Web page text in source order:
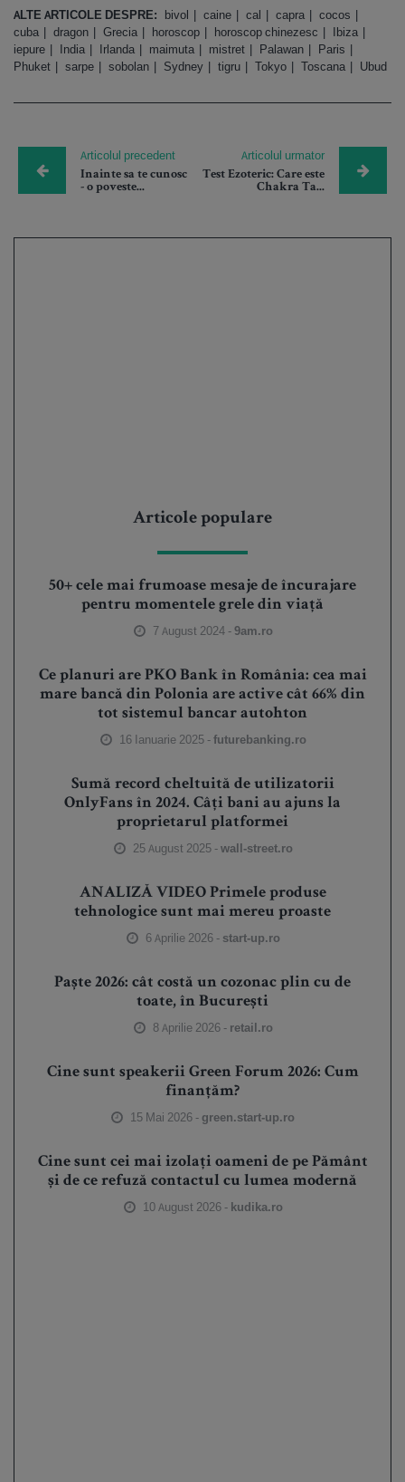
ALTE ARTICOLE DESPRE: bivol caine cal capra
cocos
cuba
dragon Grecia horoscop horoscop chinezesc
Ibiza
iepure
India Irlanda maimuta mistret Palawan
Paris
Phuket
sarpe sobolan Sydney tigru Tokyo Toscana Ubud
Articolul precedent
Inainte sa te cunosc
- o poveste...
Articolul urmator
Test Ezoteric: Care este
Chakra Ta...
Articole populare
50+ cele mai frumoase mesaje de încurajare
pentru momentele grele din viață
7 August 2024 -9am.ro
Ce planuri are PKO Bank în România: cea mai
mare bancă din Polonia are active cât 66% din
tot sistemul bancar autohton
16 Ianuarie 2025 -futurebanking.ro
Sumă record cheltuită de utilizatorii
OnlyFans în 2024. Câți bani au ajuns la
proprietarul platformei
25 August 2025 -wall-street.ro
ANALIZĂ VIDEO Primele produse
tehnologice sunt mai mereu proaste
6 Aprilie 2026 - start-up.ro
Paște 2026: cât costă un cozonac plin cu de
toate, în București
8 Aprilie 2026 - retail.ro
Cine sunt speakerii Green Forum 2026: Cum
finanțăm?
15 Mai 2026 - green.start-up.ro
Cine sunt cei mai izolați oameni de pe Pământ
și de ce refuză contactul cu lumea modernă
10 August 2026 - kudika.ro